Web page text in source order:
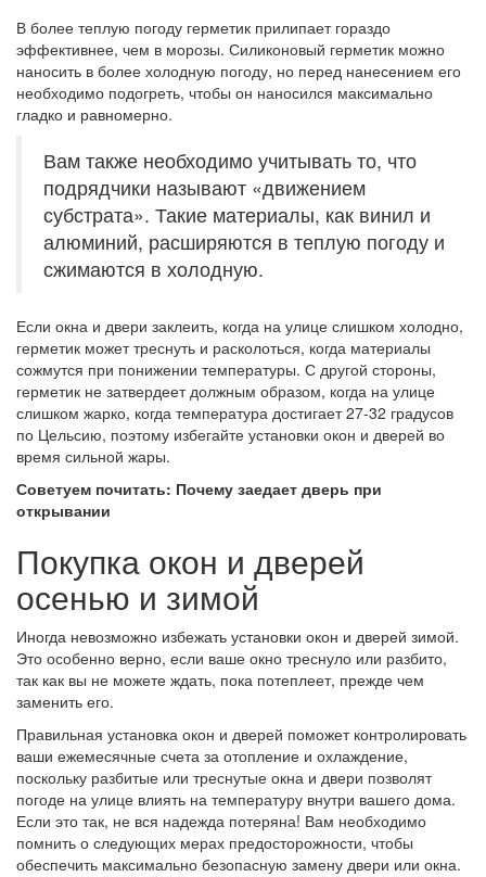
В более теплую погоду герметик прилипает гораздо
эффективнее, чем в морозы. Силиконовый герметик можно
наносить в более холодную погоду, но перед нанесением его
необходимо подогреть, чтобы он наносился максимально
гладко и равномерно.
Вам также необходимо учитывать то, что
подрядчики называют «движением
субстрата». Такие материалы, как винил и
алюминий, расширяются в теплую погоду и
сжимаются в холодную.
Если окна и двери заклеить, когда на улице слишком холодно,
герметик может треснуть и расколоться, когда материалы
сожмутся при понижении температуры. С другой стороны,
герметик не затвердеет должным образом, когда на улице
слишком жарко, когда температура достигает 27-32 градусов
по Цельсию, поэтому избегайте установки окон и дверей во
время сильной жары.
Советуем почитать: Почему заедает дверь при
открывании
Покупка окон и дверей
осенью и зимой
Иногда невозможно избежать установки окон и дверей зимой.
Это особенно верно, если ваше окно треснуло или разбито,
так как вы не можете ждать, пока потеплеет, прежде чем
заменить его.
Правильная установка окон и дверей поможет контролировать
ваши ежемесячные счета за отопление и охлаждение,
поскольку разбитые или треснутые окна и двери позволят
погоде на улице влиять на температуру внутри вашего дома.
Если это так, не вся надежда потеряна! Вам необходимо
помнить о следующих мерах предосторожности, чтобы
обеспечить максимально безопасную замену двери или окна.